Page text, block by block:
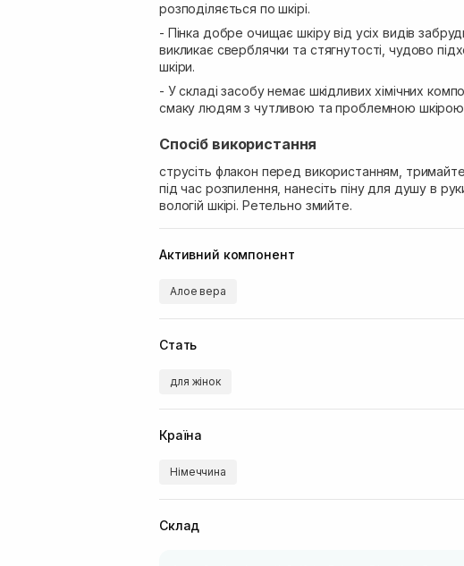
розподіляється по шкірі.
- Пінка добре очищає шкіру від усіх видів
викликає сверблячки та стягнутості, чудово
шкіри.
- У складі засобу немає шкідливих хімічних
смаку людям з чутливою та проблемною
Спосіб використання
струсіть флакон перед використанням,
під час розпилення, нанесіть піну для душу в
вологій шкірі. Ретельно змийте.
Активний компонент
Алое вера
Стать
для жінок
Країна
Німеччина
Склад